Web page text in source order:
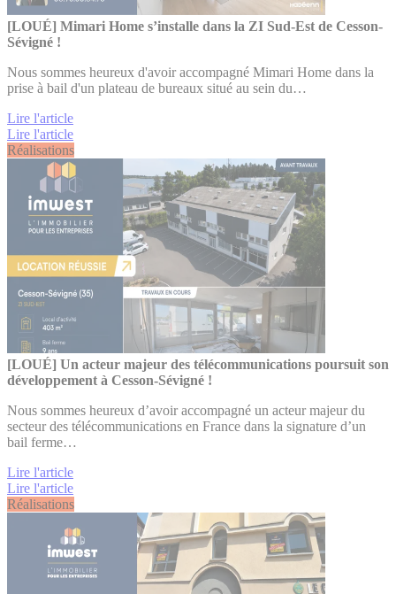
[LOUÉ] Mimari Home s’installe dans la ZI Sud-Est de Cesson-
Sévigné !
Nous sommes heureux d'avoir accompagné Mimari Home dans la
prise à bail d'un plateau de bureaux situé au sein du…
Lire l'article
Lire l'article
Réalisations
[LOUÉ] Un acteur majeur des télécommunications poursuit son
développement à Cesson-Sévigné !
Nous sommes heureux d’avoir accompagné un acteur majeur du
secteur des télécommunications en France dans la signature d’un
bail ferme…
Lire l'article
Lire l'article
Réalisations